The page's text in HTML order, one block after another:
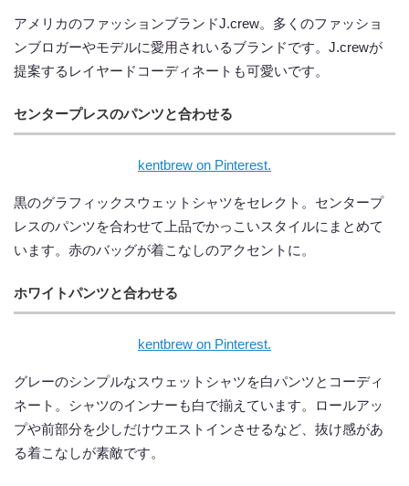
アメリカのファッションブランドJ.crew。多くのファッショ
ンブロガーやモデルに愛用されいるブランドです。J.crewが
提案するレイヤードコーディネートも可愛いです。
センタープレスのパンツと合わせる
kentbrew on Pinterest.
黒のグラフィックスウェットシャツをセレクト。センタープ
レスのパンツを合わせて上品でかっこいスタイルにまとめて
います。赤のバッグが着こなしのアクセントに。
ホワイトパンツと合わせる
kentbrew on Pinterest.
グレーのシンプルなスウェットシャツを白パンツとコーディ
ネート。シャツのインナーも白で揃えています。ロールアッ
プや前部分を少しだけウエストインさせるなど、抜け感があ
る着こなしが素敵です。